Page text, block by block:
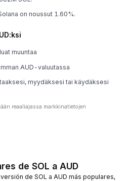
on noussut 1.60%.
muuntaa
AUD-valuutassa
myydäksesi tai käydäksesi
reaaliajassa markkinatietojen
de SOL a AUD
de SOL a AUD más populares,